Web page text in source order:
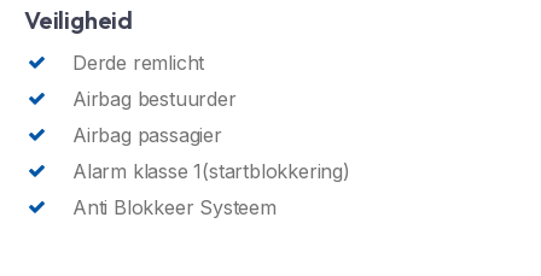
Veiligheid
Derde remlicht
Airbag bestuurder
Airbag passagier
Alarm klasse 1(startblokkering)
Anti Blokkeer Systeem